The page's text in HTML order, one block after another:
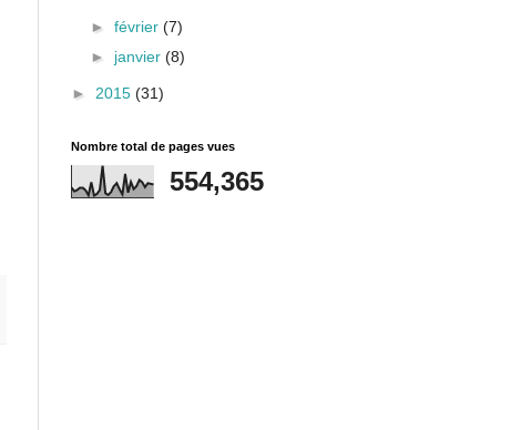
► février (7)
► janvier (8)
► 2015 (31)
Nombre total de pages vues
554,365